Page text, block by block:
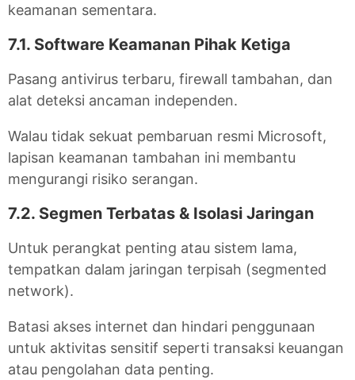
keamanan sementara.
7.1. Software Keamanan Pihak Ketiga
Pasang antivirus terbaru, firewall tambahan, dan
alat deteksi ancaman independen.
Walau tidak sekuat pembaruan resmi Microsoft,
lapisan keamanan tambahan ini membantu
mengurangi risiko serangan.
7.2. Segmen Terbatas & Isolasi Jaringan
Untuk perangkat penting atau sistem lama,
tempatkan dalam jaringan terpisah (segmented
network).
Batasi akses internet dan hindari penggunaan
untuk aktivitas sensitif seperti transaksi keuangan
atau pengolahan data penting.